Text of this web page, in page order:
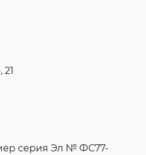
серия Эл № ФС77-